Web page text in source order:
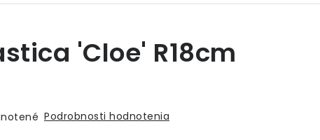
'Cloe' R18cm
Podrobnosti hodnotenia